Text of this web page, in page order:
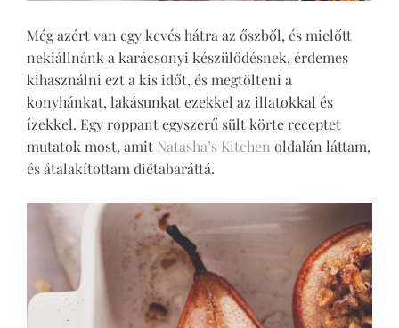
Még azért van egy kevés hátra az őszből, és mielőtt
nekiállnánk a karácsonyi készülődésnek, érdemes
kihasználni ezt a kis időt, és megtölteni a
konyhánkat, lakásunkat ezekkel az illatokkal és
ízekkel. Egy roppant egyszerű sült körte receptet
mutatok most, amit Natasha’s Kitchen oldalán láttam,
és átalakítottam diétabaráttá.